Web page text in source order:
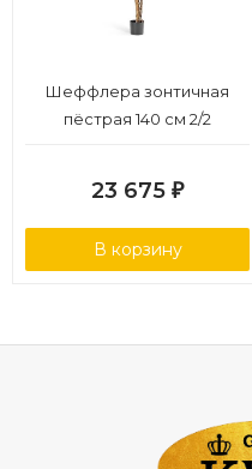
Шеффлера зонтичная
пёстрая 140 см 2/2
23 675 ₽
В корзину